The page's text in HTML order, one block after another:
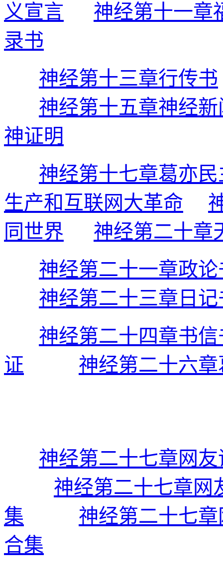
义宣言
神经第十一章
录书
神经第十三章行传书
神经第十五章神经新
神证明
神经第十七章葛亦
生产和互联网大革命
同世界
神经第二十章
神经第二十一章政论
神经第二十三章日记
神经第二十四章书信
证
神经第二十六
神经第二十七章网
神经第二十七章网
集
神经第二十七
合集